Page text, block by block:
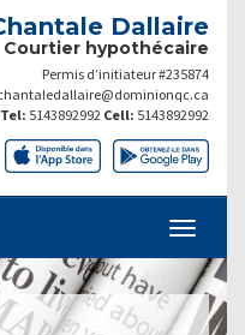
Dallaire
Courtier hypothécaire
Permis d’initiateur #235874
Tel: 5143892992 Cell: 5143892992